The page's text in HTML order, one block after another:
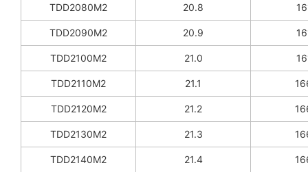
TDD2080M2 20.8
TDD2090M2 20.9
TDD2100M2 21.0
TDD2110M2 21.1
TDD2120M2 21.2
TDD2130M2 21.3
TDD2140M2 21.4